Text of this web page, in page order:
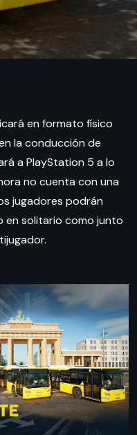
en formato físico
la conducción de
a PlayStation 5 a lo
no cuenta con una
jugadores podrán
en solitario como junto